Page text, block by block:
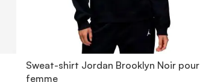
Sweat-shirt Jordan Brooklyn Noir pour
femme